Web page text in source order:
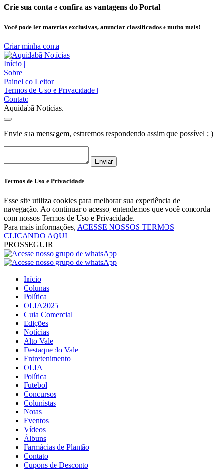
Crie sua conta e confira as vantagens do Portal
Você pode ler matérias exclusivas, anunciar classificados e muito mais!
Criar minha conta
Início |
Sobre |
Painel do Leitor |
Termos de Uso e Privacidade |
Contato
Aquidabã Notícias.
Envie sua mensagem, estaremos respondendo assim que possível ; )
Enviar
Termos de Uso e Privacidade
Esse site utiliza cookies para melhorar sua experiência de
navegação. Ao continuar o acesso, entendemos que você concorda
com nossos Termos de Uso e Privacidade.
Para mais informações, ACESSE NOSSOS TERMOS
CLICANDO AQUI
PROSSEGUIR
Início
Colunas
Política
OLIA2025
Guia Comercial
Edições
Notícias
Alto Vale
Destaque do Vale
Entretenimento
OLIA
Política
Futebol
Concursos
Colunistas
Notas
Eventos
Vídeos
Álbuns
Farmácias de Plantão
Contato
Cupons de Desconto